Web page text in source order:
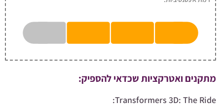
מתקנים ואטרקציות שכדאי להספיק:
Transformers 3D: The Ride: